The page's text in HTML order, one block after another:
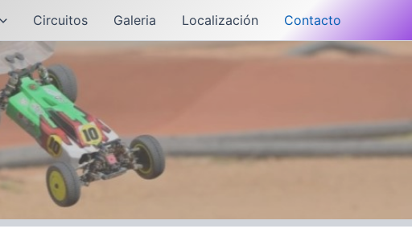
Circuitos Galeria Localización Contacto